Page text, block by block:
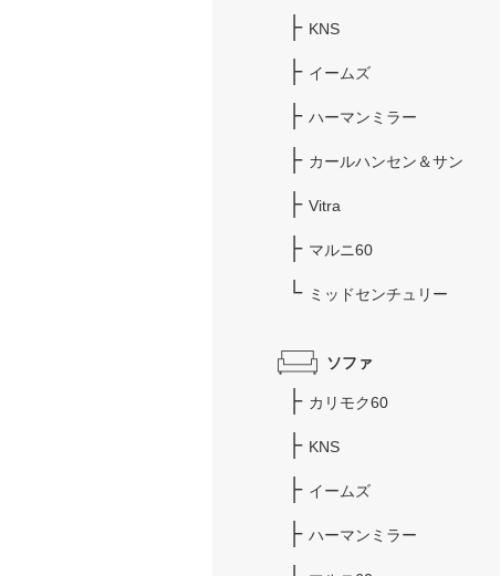
KNS
イームズ
ハーマンミラー
カールハンセン＆サン
Vitra
マルニ60
ミッドセンチュリー
ソファ
カリモク60
KNS
イームズ
ハーマンミラー